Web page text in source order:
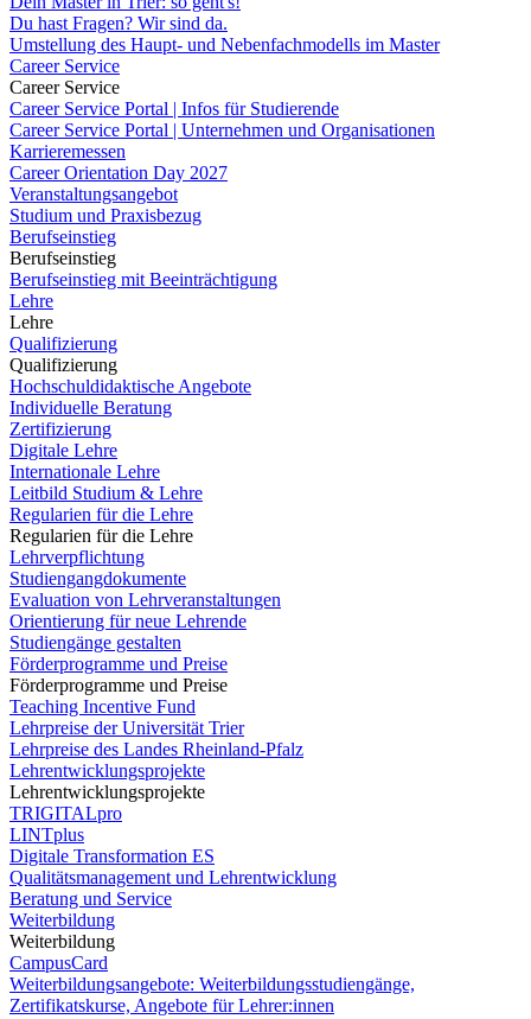
Du hast Fragen? Wir sind da.
Umstellung des Haupt- und Nebenfachmodells im Master
Career Service
Career Service
Career Service Portal | Infos für Studierende
Career Service Portal | Unternehmen und Organisationen
Karrieremessen
Career Orientation Day 2027
Veranstaltungsangebot
Studium und Praxisbezug
Berufseinstieg
Berufseinstieg
Berufseinstieg mit Beeinträchtigung
Lehre
Lehre
Qualifizierung
Qualifizierung
Hochschuldidaktische Angebote
Individuelle Beratung
Zertifizierung
Digitale Lehre
Internationale Lehre
Leitbild Studium & Lehre
Regularien für die Lehre
Regularien für die Lehre
Lehrverpflichtung
Studiengangdokumente
Evaluation von Lehrveranstaltungen
Orientierung für neue Lehrende
Studiengänge gestalten
Förderprogramme und Preise
Förderprogramme und Preise
Teaching Incentive Fund
Lehrpreise der Universität Trier
Lehrpreise des Landes Rheinland-Pfalz
Lehrentwicklungsprojekte
Lehrentwicklungsprojekte
TRIGITALpro
LINTplus
Digitale Transformation ES
Qualitätsmanagement und Lehrentwicklung
Beratung und Service
Weiterbildung
Weiterbildung
CampusCard
Weiterbildungsangebote: Weiterbildungsstudiengänge,
Zertifikatskurse, Angebote für Lehrer:innen